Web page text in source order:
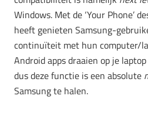
Windows. Met de ‘Your Phone’
heeft genieten Samsung-
continuïteit met hun computer/
Android apps draaien op je
dus deze functie is een absolute
Samsung te halen.